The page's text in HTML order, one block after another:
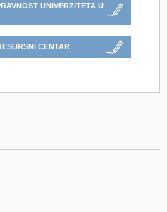
UNIVERZITETA U
CENTAR